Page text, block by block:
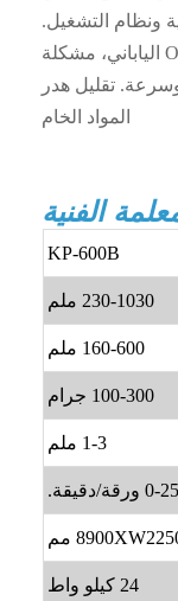
8. إنها تعتمد نظام التحكم OMRON PLC الياباني، مشكلة
وسرعة. تقليل هدر
المواد الخام
الفنية
KP-600B
230-1030 ملم
160-600 ملم
100-300 جرام
1-3 ملم
0-25 ورقة/دقيقة.
24 كيلو واط